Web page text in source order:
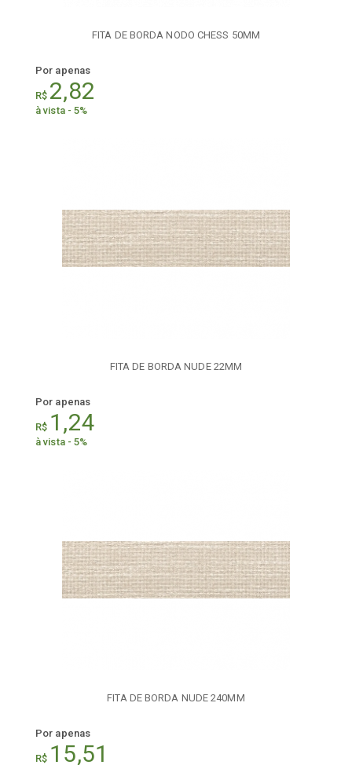
FITA DE BORDA NODO CHESS 50MM
Por apenas
R$ 2,82
à vista - 5%
FITA DE BORDA NUDE 22MM
Por apenas
R$ 1,24
à vista - 5%
FITA DE BORDA NUDE 240MM
Por apenas
R$ 15,51